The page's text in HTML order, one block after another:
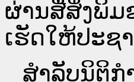
ຜ່ານ​ສື່ສິ່ງພິມ
ເຮັດໃຫ້ປະຊ
ສໍາລັບນິຕິກໍ